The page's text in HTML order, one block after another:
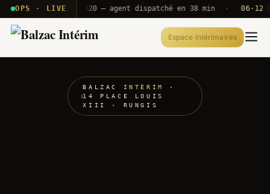
OPS · LIVE
T2E · B71 Push A320 — agent dispatché en 38 min · 06·12 UTC
Espace intérimaires
BALZAC INTÉRIM
·
14 PLACE LOUIS
XIII · RUNGIS